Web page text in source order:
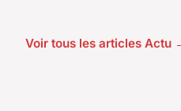
Voir tous les articles Actu